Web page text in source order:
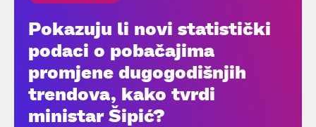
Pokazuju li novi statistički
podaci o pobačajima
promjene dugogodišnjih
trendova, kako tvrdi
ministar Šipić?